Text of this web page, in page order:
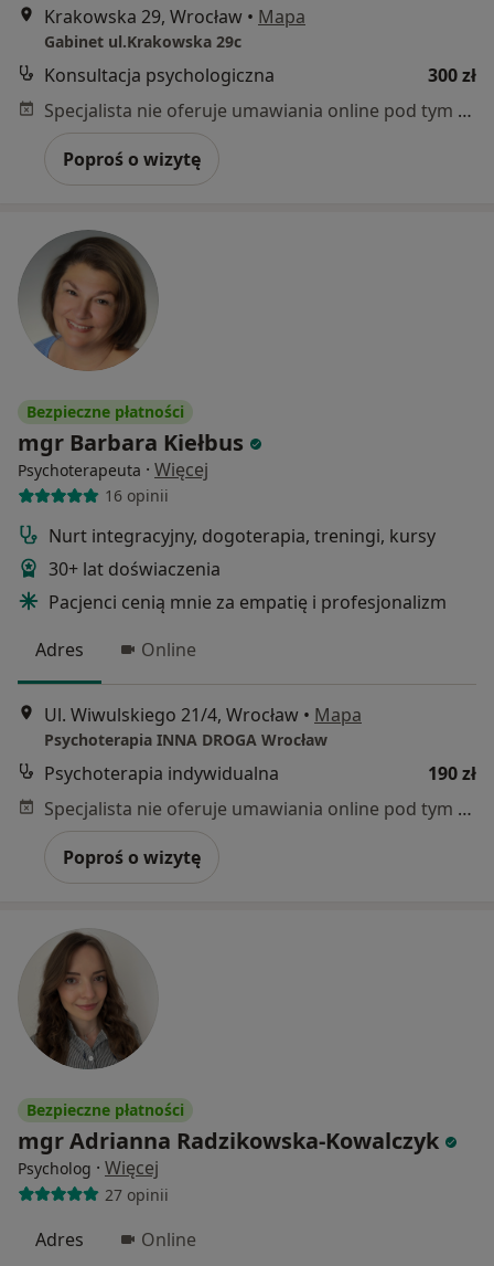
Krakowska 29, Wrocław • Mapa
Gabinet ul.Krakowska 29c
Konsultacja psychologiczna
300 zł
Specjalista nie oferuje umawiania online pod tym adresem.
Poproś o wizytę
Bezpieczne płatności
mgr Barbara Kiełbus
Psychoterapeuta · Więcej
16 opinii
Nurt integracyjny, dogoterapia, treningi, kursy
30+ lat doświaczenia
Pacjenci cenią mnie za empatię i profesjonalizm
Adres
Online
Ul. Wiwulskiego 21/4, Wrocław • Mapa
Psychoterapia INNA DROGA Wrocław
Psychoterapia indywidualna
190 zł
Specjalista nie oferuje umawiania online pod tym adresem.
Poproś o wizytę
Bezpieczne płatności
mgr Adrianna Radzikowska-Kowalczyk
Psycholog · Więcej
27 opinii
Adres Online